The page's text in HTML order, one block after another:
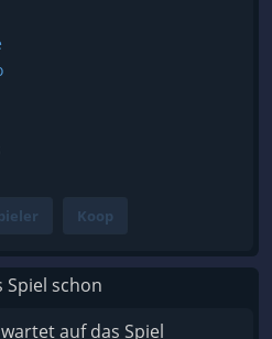
Koop
Spiel schon
auf das Spiel